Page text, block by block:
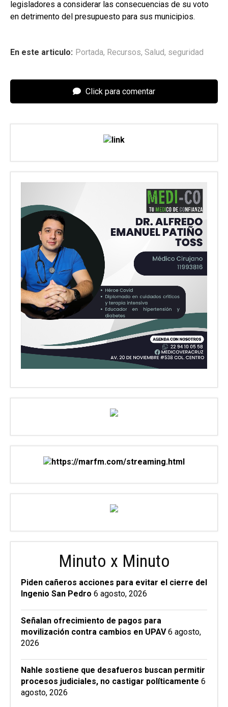
legisladores a considerar las consecuencias de su voto
en detrimento del presupuesto para sus municipios.
En este articulo: Portada, Recursos, Salud, seguridad
Click para comentar
Minuto x Minuto
Piden cañeros acciones para evitar el cierre del
Ingenio San Pedro 6 agosto, 2026
Señalan ofrecimiento de pagos para
movilización contra cambios en UPAV 6 agosto,
2026
Nahle sostiene que desafueros buscan permitir
procesos judiciales, no castigar políticamente 6
agosto, 2026